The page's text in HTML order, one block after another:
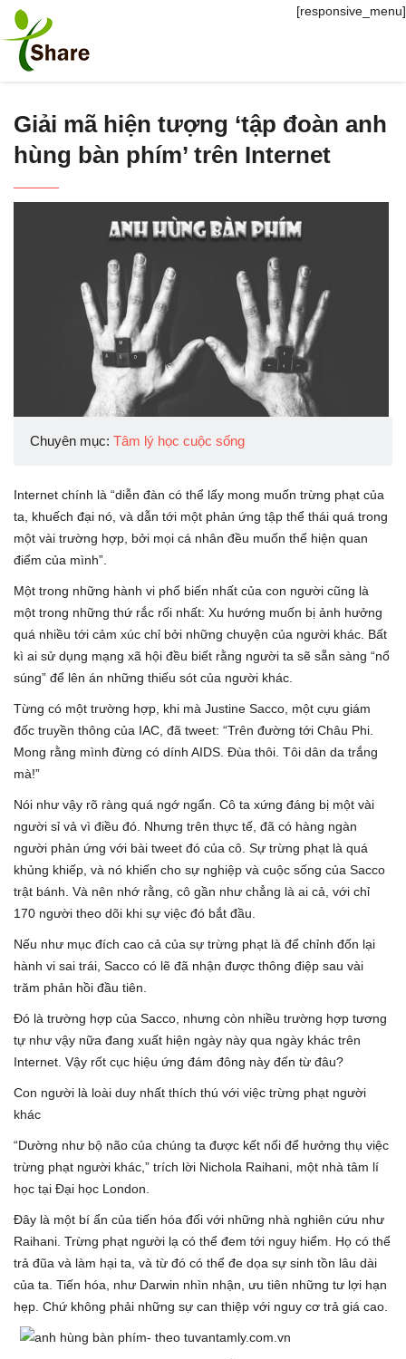
[responsive_menu]
Giải mã hiện tượng ‘tập đoàn anh
hùng bàn phím’ trên Internet
Chuyên mục: Tâm lý học cuộc sống
Internet chính là “diễn đàn có thể lấy mong muốn trừng phạt của
ta, khuếch đại nó, và dẫn tới một phản ứng tập thể thái quá trong
một vài trường hợp, bởi mọi cá nhân đều muốn thể hiện quan
điểm của mình”.
Một trong những hành vi phổ biến nhất của con người cũng là
một trong những thứ rắc rối nhất: Xu hướng muốn bị ảnh hưởng
quá nhiều tới cảm xúc chỉ bởi những chuyện của người khác. Bất
kì ai sử dụng mạng xã hội đều biết rằng người ta sẽ sẵn sàng “nổ
súng” để lên án những thiếu sót của người khác.
Từng có một trường hợp, khi mà Justine Sacco, một cựu giám
đốc truyền thông của IAC, đã tweet: “Trên đường tới Châu Phi.
Mong rằng mình đừng có dính AIDS. Đùa thôi. Tôi dân da trắng
mà!”
Nói như vậy rõ ràng quá ngớ ngẩn. Cô ta xứng đáng bị một vài
người sỉ vả vì điều đó. Nhưng trên thực tế, đã có hàng ngàn
người phản ứng với bài tweet đó của cô. Sự trừng phạt là quá
khủng khiếp, và nó khiến cho sự nghiệp và cuộc sống của Sacco
trật bánh. Và nên nhớ rằng, cô gần như chẳng là ai cả, với chỉ
170 người theo dõi khi sự việc đó bắt đầu.
Nếu như mục đích cao cả của sự trừng phạt là để chỉnh đốn lại
hành vi sai trái, Sacco có lẽ đã nhận được thông điệp sau vài
trăm phản hồi đầu tiên.
Đó là trường hợp của Sacco, nhưng còn nhiều trường hợp tương
tự như vậy nữa đang xuất hiện ngày này qua ngày khác trên
Internet. Vậy rốt cục hiệu ứng đám đông này đến từ đâu?
Con người là loài duy nhất thích thú với việc trừng phạt người
khác
“Dường như bộ não của chúng ta được kết nối để hưởng thụ việc
trừng phạt người khác,” trích lời Nichola Raihani, một nhà tâm lí
học tại Đại học London.
Đây là một bí ẩn của tiến hóa đối với những nhà nghiên cứu như
Raihani. Trừng phạt người lạ có thể đem tới nguy hiểm. Họ có thể
trả đũa và làm hại ta, và từ đó có thể đe dọa sự sinh tồn lâu dài
của ta. Tiến hóa, như Darwin nhìn nhận, ưu tiên những tư lợi hạn
hẹp. Chứ không phải những sự can thiệp với nguy cơ trả giá cao.